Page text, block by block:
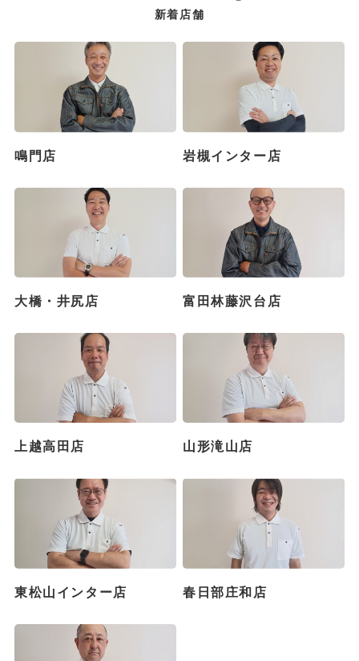
新着店舗
鳴門店 岩槻インター店
大橋・井尻店 富田林藤沢台店
上越高田店 山形滝山店
東松山インター店 春日部庄和店